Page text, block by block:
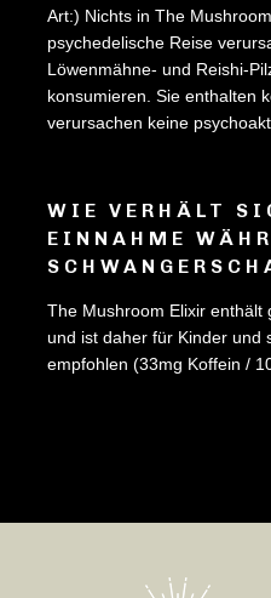
Art:) Nichts in The
psychedelische Reise
Löwenmähne- und Reishi-
konsumieren. Sie enthalten
verursachen keine
WIE VERHÄLT
EINNAHME
The Mushroom Elixir enthält
und ist daher für Kinder und
empfohlen (33mg Koffein /